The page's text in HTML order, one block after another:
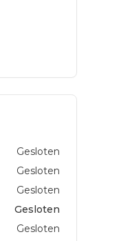
Gesloten
Gesloten
Gesloten
Gesloten
Gesloten